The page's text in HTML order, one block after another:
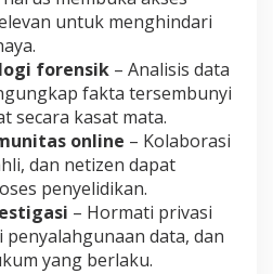
untuk menghindari
forensik – Analisis data
fakta tersembunyi
secara kasat mata.
online – Kolaborasi
dan netizen dapat
penyelidikan.
– Hormati privasi
penyalahgunaan data, dan
yang berlaku.